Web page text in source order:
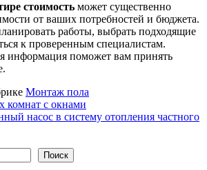
стоимость может существенно
от ваших потребностей и бюджета.
работы, выбрать подходящие
к проверенным специалистам.
информация поможет вам принять
Монтаж пола
комнат с окнами
насос в систему отопления частного
Поиск